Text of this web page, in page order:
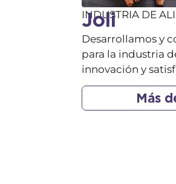
INDUSTRIA DE
Joli
Desarrollamos y
para la industria
innovación y
Más